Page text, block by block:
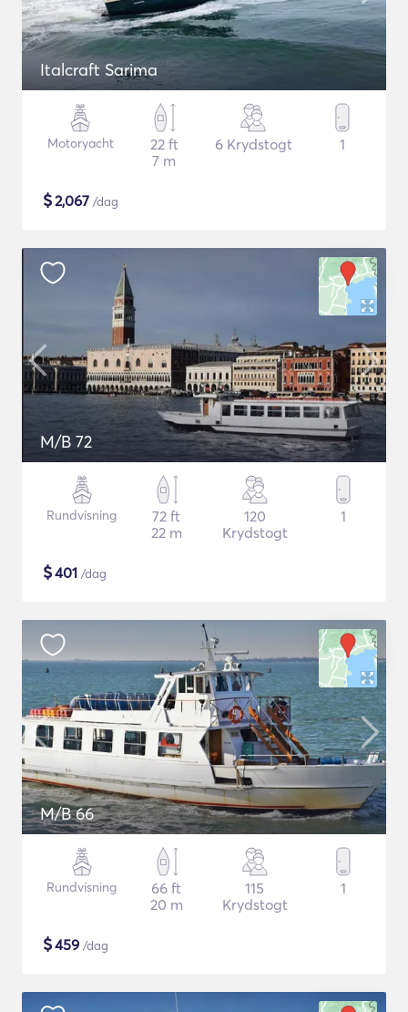
Italcraft Sarima
Motoryacht
22 ft
7 m
6 Krydstogt 1
$2,067 /dag
M/B 72
Rundvisning
72 ft
22 m
120
Krydstogt
1
$401 /dag
M/B 66
Rundvisning
66 ft
20 m
115
Krydstogt
1
$459 /dag